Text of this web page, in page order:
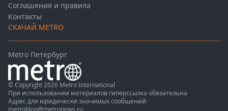
Соглашения и правила
Контакты
СКАЧАЙ METRO
Metro Петербург
© Copyright 2026 Metro International
При использовании материалов гиперссылка обязательна
Адрес для юридически значимых сообщений: